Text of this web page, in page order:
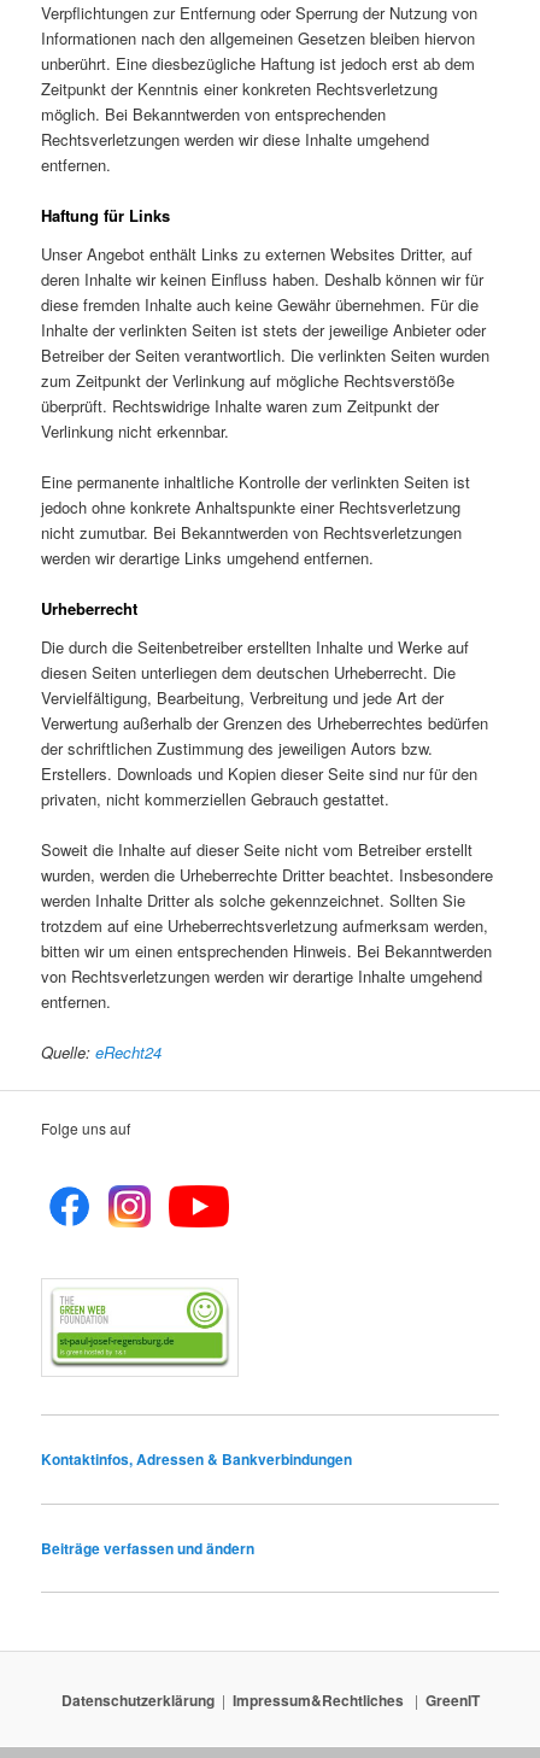
Verpflichtungen zur Entfernung oder Sperrung der Nutzung von
Informationen nach den allgemeinen Gesetzen bleiben hiervon
unberührt. Eine diesbezügliche Haftung ist jedoch erst ab dem
Zeitpunkt der Kenntnis einer konkreten Rechtsverletzung
möglich. Bei Bekanntwerden von entsprechenden
Rechtsverletzungen werden wir diese Inhalte umgehend
entfernen.
Haftung für Links
Unser Angebot enthält Links zu externen Websites Dritter, auf
deren Inhalte wir keinen Einfluss haben. Deshalb können wir für
diese fremden Inhalte auch keine Gewähr übernehmen. Für die
Inhalte der verlinkten Seiten ist stets der jeweilige Anbieter oder
Betreiber der Seiten verantwortlich. Die verlinkten Seiten wurden
zum Zeitpunkt der Verlinkung auf mögliche Rechtsverstöße
überprüft. Rechtswidrige Inhalte waren zum Zeitpunkt der
Verlinkung nicht erkennbar.
Eine permanente inhaltliche Kontrolle der verlinkten Seiten ist
jedoch ohne konkrete Anhaltspunkte einer Rechtsverletzung
nicht zumutbar. Bei Bekanntwerden von Rechtsverletzungen
werden wir derartige Links umgehend entfernen.
Urheberrecht
Die durch die Seitenbetreiber erstellten Inhalte und Werke auf
diesen Seiten unterliegen dem deutschen Urheberrecht. Die
Vervielfältigung, Bearbeitung, Verbreitung und jede Art der
Verwertung außerhalb der Grenzen des Urheberrechtes bedürfen
der schriftlichen Zustimmung des jeweiligen Autors bzw.
Erstellers. Downloads und Kopien dieser Seite sind nur für den
privaten, nicht kommerziellen Gebrauch gestattet.
Soweit die Inhalte auf dieser Seite nicht vom Betreiber erstellt
wurden, werden die Urheberrechte Dritter beachtet. Insbesondere
werden Inhalte Dritter als solche gekennzeichnet. Sollten Sie
trotzdem auf eine Urheberrechtsverletzung aufmerksam werden,
bitten wir um einen entsprechenden Hinweis. Bei Bekanntwerden
von Rechtsverletzungen werden wir derartige Inhalte umgehend
entfernen.
Quelle:eRecht24
Folge uns auf
Kontaktinfos, Adressen & Bankverbindungen
Beiträge verfassen und ändern
Datenschutzerklärung Impressum&Rechtliches GreenIT